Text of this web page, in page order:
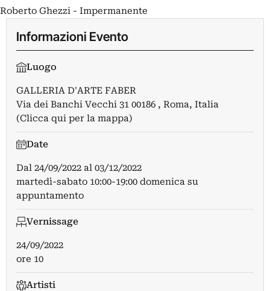
Roberto Ghezzi - Impermanente
Informazioni Evento
Luogo
GALLERIA D'ARTE FABER
Via dei Banchi Vecchi 31 00186 , Roma, Italia
(Clicca qui per la mappa)
Date
Dal 24/09/2022 al 03/12/2022
martedì-sabato 10:00-19:00 domenica su
appuntamento
Vernissage
24/09/2022
ore 10
Artisti